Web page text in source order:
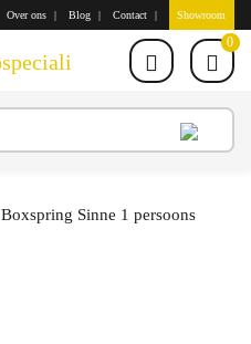
Over ons Blog Contact Showroom
0
Boxspring Sinne 1 persoons